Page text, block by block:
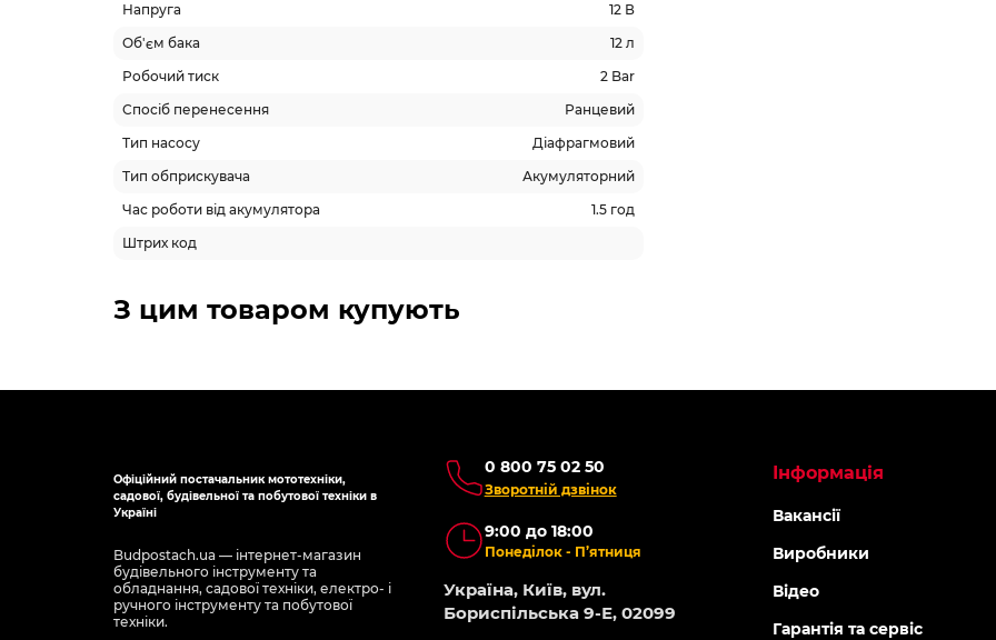
Напруга
12 В
Об'єм бака
12 л
Робочий тиск
2 Bar
Спосіб перенесення
Ранцевий
Тип насосу
Діафрагмовий
Тип обприскувача
Акумуляторний
Час роботи від акумулятора
1.5 год
Штрих код
З цим товаром купують
Офіційний постачальник мототехніки,
садової, будівельної та побутової техніки в
Україні
Budpostach.ua — інтернет-магазин
будівельного інструменту та
обладнання, садової техніки, електро- і
ручного інструменту та побутової
техніки.
0 800 75 02 50
Зворотній дзвінок
9:00 до 18:00
Понеділок - П’ятниця
Україна, Київ, вул.
Бориспільська 9-Е, 02099
Інформація
Вакансії
Виробники
Відео
Гарантія та сервіс